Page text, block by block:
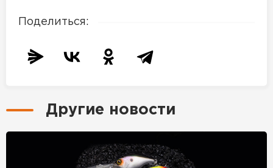
Поделиться:
Другие новости